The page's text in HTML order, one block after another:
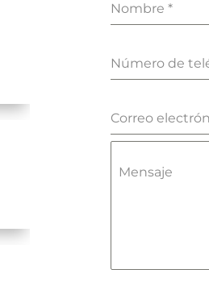
Nombre *
Número de
Correo
Mensaje